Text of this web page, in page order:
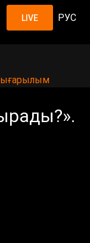
LIVE РУС